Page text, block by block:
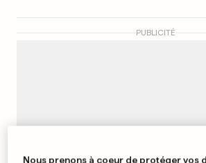
PUBLICITÉ
Nous prenons à coeur de protéger vos